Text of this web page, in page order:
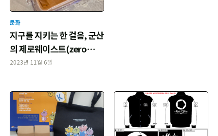
문화
지구를 지키는 한 걸음, 군산
의 제로웨이스트(zero
waste)
2023년 11월 6일